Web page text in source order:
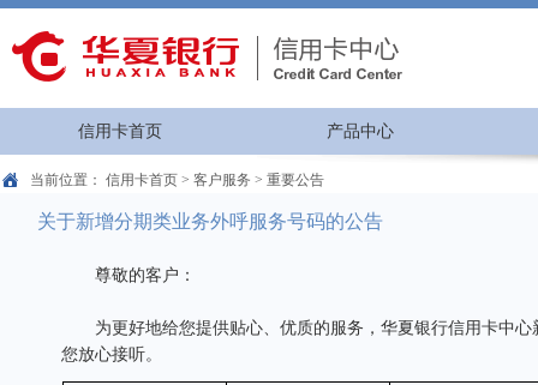
信用卡首页 产品中心
当前位置： 信用卡首页 > 客户服务 > 重要公告
关于新增分期类业务外呼服务号码的公告
尊敬的客户：
为更好地给您提供贴心、优质的服务，华夏银行信用卡中心
您放心接听。